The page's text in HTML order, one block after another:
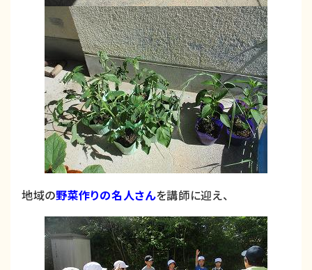
地域の野菜作りの名人さんを講師に迎え、